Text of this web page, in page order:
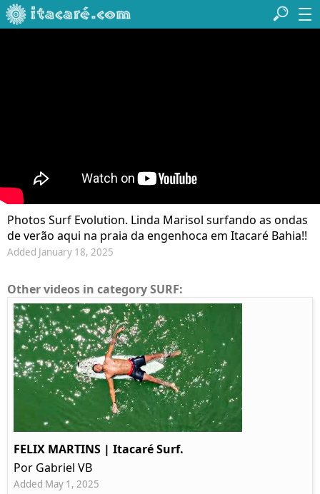
Photos Surf Evolution. Linda Marisol surfando as ondas
de verão aqui na praia da engenhoca em Itacaré Bahia!!
Added January 18, 2025
Other videos in category SURF:
FELIX MARTINS | Itacaré Surf.
Por Gabriel VB
Added May 1, 2025